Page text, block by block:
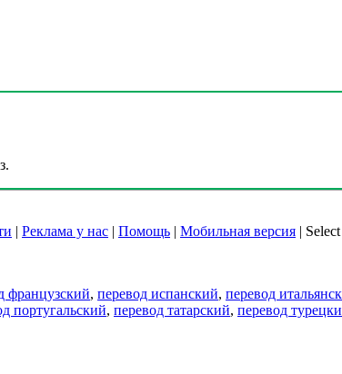
| Реклама у нас | Помощь | Мобильная версия |
французский, перевод испанский, перевод
португальский, перевод татарский, перевод